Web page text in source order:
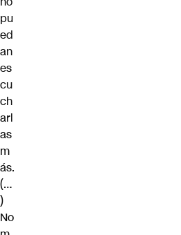
pu
ed
an
es
cu
ch
arl
as
m
ás.
(…
)
No